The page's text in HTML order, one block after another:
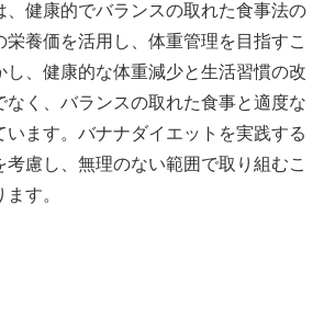
、健康的でバランスの取れた食事法の
養価を活用し、体重管理を目指すこ
し、健康的な体重減少と生活習慣の改
なく、バランスの取れた食事と適度な
います。バナナダイエットを実践する
考慮し、無理のない範囲で取り組むこ
す。